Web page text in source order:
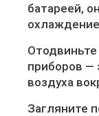
батареей,
Отодвиньте
приборов —
воздуха
Загляните